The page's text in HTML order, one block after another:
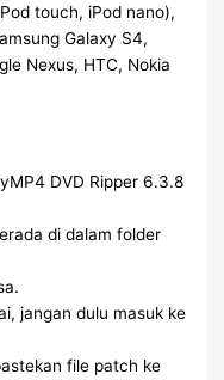
touch, iPod nano),
Galaxy S4,
Nexus, HTC, Nokia
DVD Ripper 6.3.8
di dalam folder
jangan dulu masuk ke
file patch ke